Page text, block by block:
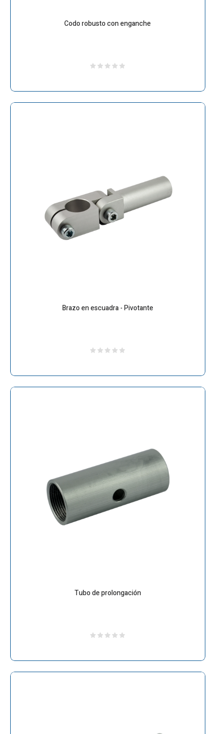
Codo robusto con enganche
Brazo en escuadra - Pivotante
Tubo de prolongación